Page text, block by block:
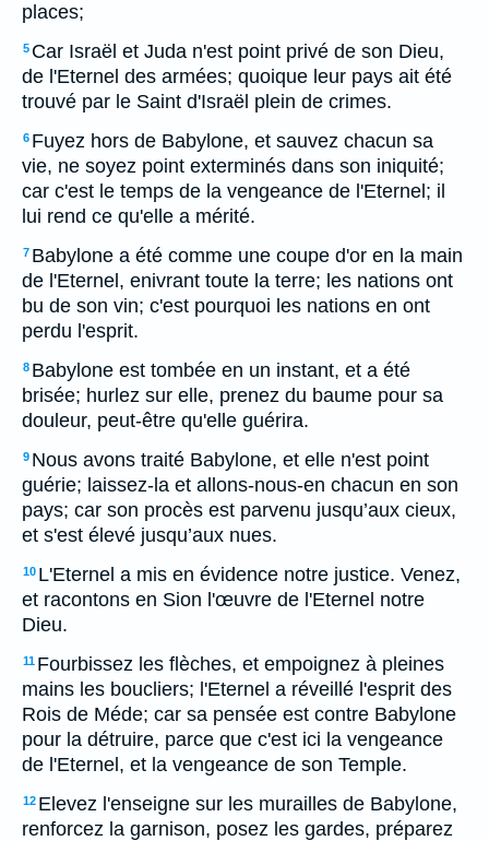
places;
5 Car Israël et Juda n'est point privé de son Dieu,
de l'Eternel des armées; quoique leur pays ait été
trouvé par le Saint d'Israël plein de crimes.
6 Fuyez hors de Babylone, et sauvez chacun sa
vie, ne soyez point exterminés dans son iniquité;
car c'est le temps de la vengeance de l'Eternel; il
lui rend ce qu'elle a mérité.
7 Babylone a été comme une coupe d'or en la main
de l'Eternel, enivrant toute la terre; les nations ont
bu de son vin; c'est pourquoi les nations en ont
perdu l'esprit.
8 Babylone est tombée en un instant, et a été
brisée; hurlez sur elle, prenez du baume pour sa
douleur, peut-être qu'elle guérira.
9 Nous avons traité Babylone, et elle n'est point
guérie; laissez-la et allons-nous-en chacun en son
pays; car son procès est parvenu jusqu’aux cieux,
et s'est élevé jusqu’aux nues.
10 L'Eternel a mis en évidence notre justice. Venez,
et racontons en Sion l'œuvre de l'Eternel notre
Dieu.
11 Fourbissez les flèches, et empoignez à pleines
mains les boucliers; l'Eternel a réveillé l'esprit des
Rois de Méde; car sa pensée est contre Babylone
pour la détruire, parce que c'est ici la vengeance
de l'Eternel, et la vengeance de son Temple.
12 Elevez l'enseigne sur les murailles de Babylone,
renforcez la garnison, posez les gardes, préparez